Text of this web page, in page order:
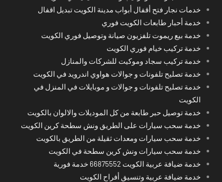
خدمات نجار فتح أقفال أبواب مدينة الكويت تبديل اقفال
خدمة أحبار طابعات الكويت فوري
خدمة بيع ريموت تلفزيون صيانة وتوصيل فوري الكويت
خدمة تركيب خيام فوري الكويت
خدمة تركيب سجاد وموكيت للشركات والمنازل
خدمة تصليح تلفونات و جوالات هواوي اندرويد في الكويت
خدمة تصليح تلفونات و جوالات و موبايلات في المنزل في
الكويت
خدمة توصيل حبر طابعة من كل الموديلات والالوان بالكويت
خدمة سحب سيارات على الطريق ونش سطحة كرين الكويت
خدمة سحب سيارات ومعدات ثقيلة من الطريق بالكويت
خدمة سحب سيارات ونش كرين سطحة في الكويت
خدمة ضيافة عربية الكويت 66875552 خدمة فورية
خدمة ضيافة عربية وتنسيق أفراح الكويت